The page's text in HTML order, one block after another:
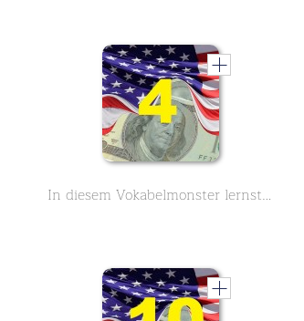
In diesem Vokabelmonster lernst du 3900 englische Vokabeln rund um das Thema Business und Geschäftsleben - Buchstabe A - Teil 4